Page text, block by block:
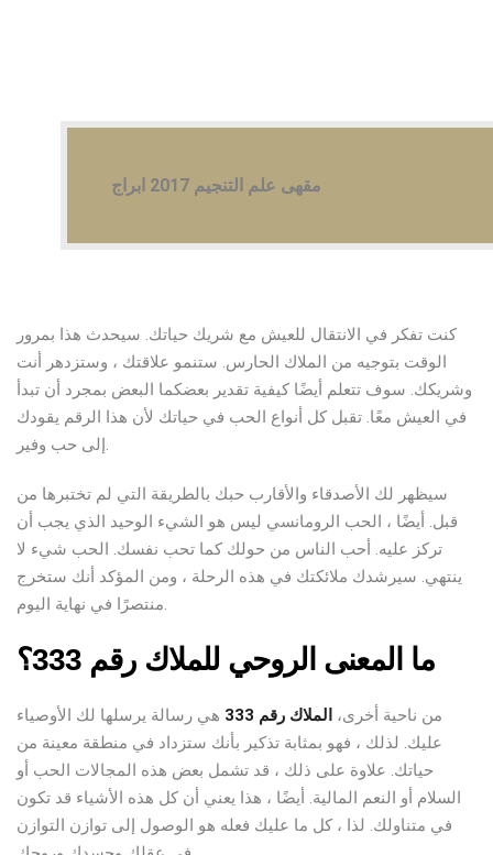
مقهى علم التنجيم 2017 ابراج
كنت تفكر في الانتقال للعيش مع شريك حياتك. سيحدث هذا بمرور
الوقت بتوجيه من الملاك الحارس. ستنمو علاقتك ، وستزدهر أنت
وشريكك. سوف تتعلم أيضًا كيفية تقدير بعضكما البعض بمجرد أن تبدأ
في العيش معًا. تقبل كل أنواع الحب في حياتك لأن هذا الرقم يقودك
إلى حب وفير.
سيظهر لك الأصدقاء والأقارب حبك بالطريقة التي لم تختبرها من
قبل. أيضًا ، الحب الرومانسي ليس هو الشيء الوحيد الذي يجب أن
تركز عليه. أحب الناس من حولك كما تحب نفسك. الحب شيء لا
ينتهي. سيرشدك ملائكتك في هذه الرحلة ، ومن المؤكد أنك ستخرج
منتصرًا في نهاية اليوم.
ما المعنى الروحي للملاك رقم 333؟
من ناحية أخرى، الملاك رقم 333
هي رسالة يرسلها لك الأوصياء
عليك. لذلك ، فهو بمثابة تذكير بأنك ستزداد في منطقة معينة من
حياتك. علاوة على ذلك ، قد تشمل بعض هذه المجالات الحب أو
السلام أو النعم المالية. أيضًا ، هذا يعني أن كل هذه الأشياء قد تكون
في متناولك. لذا ، كل ما عليك فعله هو الوصول إلى توازن التوازن